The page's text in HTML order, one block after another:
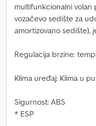
multifunkcionalni volan
vozačevo sedište za
amortizovano sedište),
Regulacija brzine:
Klima uređaj: Klima u
Sigurnost: ABS
* ESP